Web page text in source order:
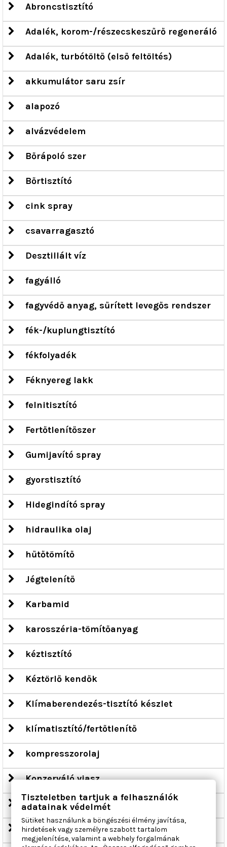
Abroncstisztító
Adalék, korom-/részecskeszűrő regeneráló
Adalék, turbótöltő (első feltöltés)
akkumulátor saru zsír
alapozó
alvázvédelem
Bőrápoló szer
Bőrtisztító
cink spray
csavarragasztó
Desztillált víz
fagyálló
fagyvédő anyag, sűrített levegős rendszer
fék-/kuplungtisztító
fékfolyadék
Féknyereg lakk
felnitisztító
Fertőtlenítőszer
Gumijavító spray
gyorstisztító
Hidegindító spray
hidraulika olaj
hűtőtömítő
Jégtelenítő
Karbamid
karosszéria-tömítőanyag
kéztisztító
Kéztörlő kendők
Klímaberendezés-tisztító készlet
klímatisztító/fertőtlenítő
kompresszorolaj
Konzerváló viasz
lakk
lakkpolitúr
Tiszteletben tartjuk a felhasználók
adatainak védelmét
Sütiket használunk a böngészési élmény javítása,
hirdetések vagy személyre szabott tartalom
megjelenítése, valamint a webhely forgalmának